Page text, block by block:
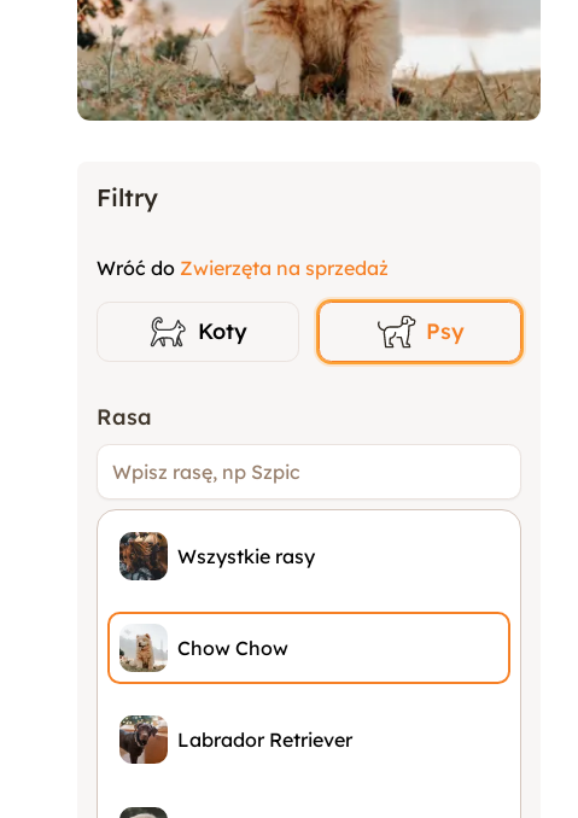
Filtry
Wróć do Zwierzęta na sprzedaż
Koty Psy
Rasa
Wszystkie rasy
Labrador Retriever
Chow Chow